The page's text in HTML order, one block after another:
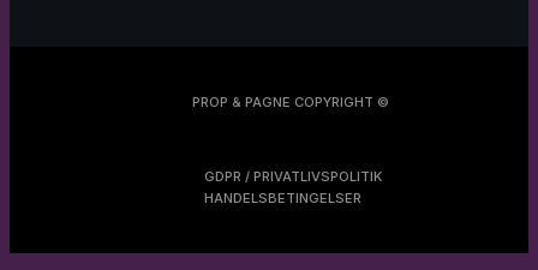
PROP & PAGNE COPYRIGHT ©
GDPR / PRIVATLIVSPOLITIK
HANDELSBETINGELSER